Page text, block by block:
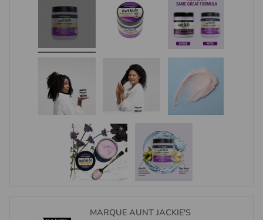
MARQUEAUNT JACKIE'S